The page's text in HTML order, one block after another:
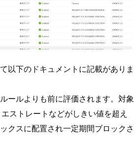
以下のドキュメントに記載がありま
ールよりも前に評価されます。対象
ストレートなどがしきい値を超え
クスに配置され一定期間ブロックさ